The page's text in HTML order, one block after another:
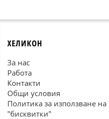
ХЕЛИКОН
За нас
Работа
Контакти
Общи условия
Политика за използване на
"бисквитки"